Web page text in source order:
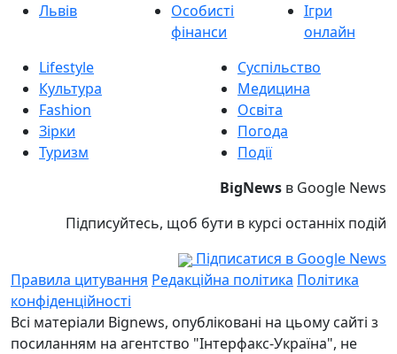
Львів
Особисті
фінанси
Ігри
онлайн
Lifestyle
Культура
Fashion
Зірки
Туризм
Суспільство
Медицина
Освіта
Погода
Події
BigNews в Google News
Підписуйтесь, щоб бути в курсі останніх подій
Підписатися в Google News
Правила цитування Редакційна політика Політика
конфіденційності
Всі матеріали Bignews, опубліковані на цьому сайті з
посиланням на агентство "Інтерфакс-Україна", не